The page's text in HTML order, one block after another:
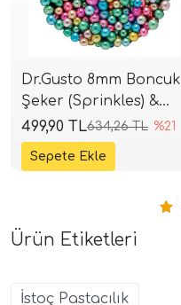
Dr.Gusto 8mm Boncuk
Şeker (Sprinkles) &
Draje 1kg - Mix
634,26 TL %21
499,90 TL
Ürün Etiketleri
İstoç Pastacılık